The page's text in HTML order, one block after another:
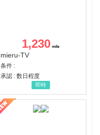
1,230
mieru-TV
条件 :
承認 : 数日程度
即時